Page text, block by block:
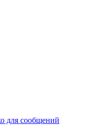
для сообщений